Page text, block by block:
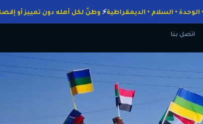
الحرية • الوحدة • السلام • الديمقراطية وطنٌ لكل أهله دون تمييز
اتصل بنا